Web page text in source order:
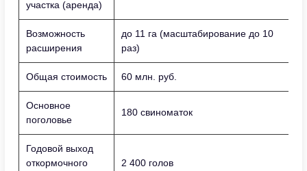
участка (аренда)
Возможность
расширения
до 11 га (масштабирование до 10
раз)
Общая стоимость 60 млн. руб.
Основное
поголовье
180 свиноматок
Годовой выход
откормочного
2 400 голов